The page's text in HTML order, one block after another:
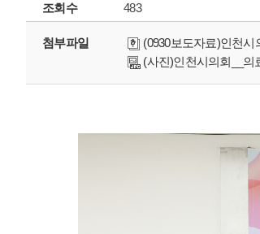
조회수
483
첨부파일 (0930보도자료)인천
(사진)인천시의회__의